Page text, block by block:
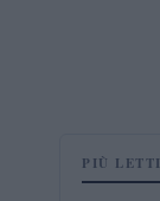
PIÙ LETTI